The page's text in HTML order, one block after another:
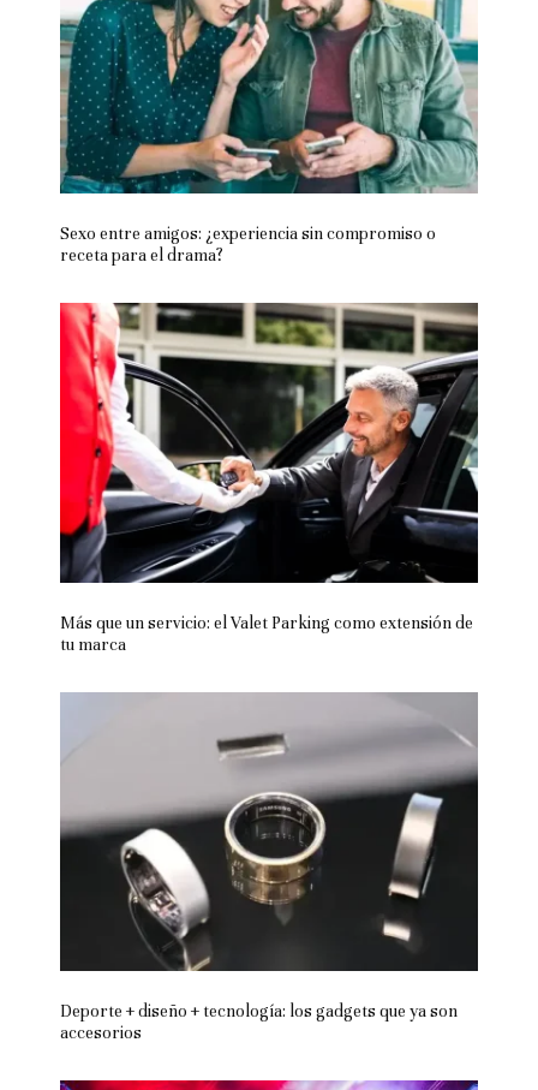
Sexo entre amigos: ¿experiencia sin compromiso o
receta para el drama?
Más que un servicio: el Valet Parking como extensión de
tu marca
Deporte + diseño + tecnología: los gadgets que ya son
accesorios